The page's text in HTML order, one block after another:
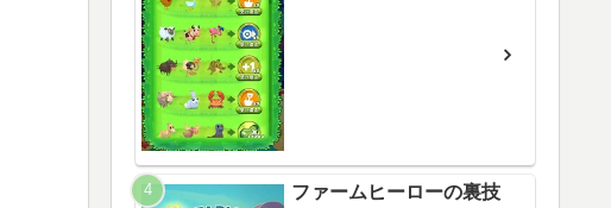
ファームヒーローの裏技